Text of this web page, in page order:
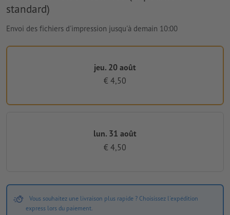
standard)
Envoi des fichiers d'impression jusqu'à demain 10:00
jeu. 20 août
€ 4,50
lun. 31 août
€ 4,50
Vous souhaitez une livraison plus rapide ? Choisissez l'expédition
express lors du paiement.